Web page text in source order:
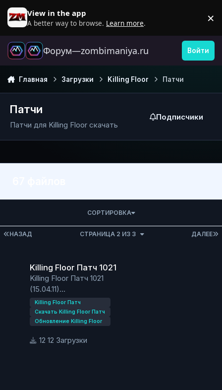
Перейти к содержанию
View in the app
A better way to browse. Learn more. ×
Форум—zombimaniya.ru Войти
Главная Загрузки Killing Floor Патчи
Патчи
Патчи для Killing Floor скачать
Подписчики
ПЕРВАЯ СТРАНИЦА
НАЗАД ДАЛЕЕ
СТРАНИЦА 2 ИЗ 3
СОРТИРОВКА
Killing Floor Патч 1021
Killing Floor Патч 1021
(15.04.11)
Исправлена ошибка с файлом KF_Trader.rus_uax
Исправлены эксплойты на картах: Aperture,
Departed, EvilSantasLair, FilthsCross, Foundry,
Killing Floor Патч
Скачать Killing Floor Патч
Обновление Killing Floor
12 Загрузки